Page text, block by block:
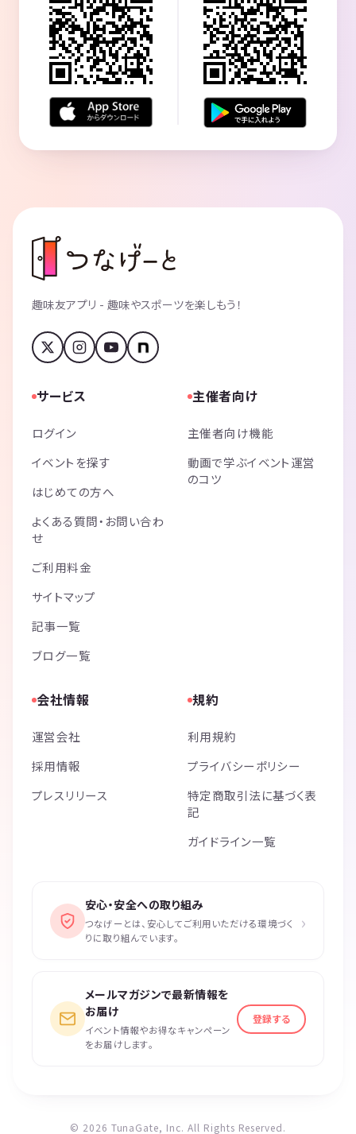
趣味友アプリ - 趣味やスポーツを楽しもう！
サービス
ログイン
イベントを探す
はじめての方へ
よくある質問・お問い合わ
せ
ご利用料金
サイトマップ
記事一覧
ブログ一覧
主催者向け
主催者向け機能
動画で学ぶイベント運営
のコツ
会社情報
運営会社
採用情報
プレスリリース
規約
利用規約
プライバシーポリシー
特定商取引法に基づく表
記
ガイドライン一覧
安心・安全への取り組み
つなげーとは、安心してご利用いただける環境づく
りに取り組んでいます。
›
メールマガジンで最新情報を
お届け
イベント情報やお得なキャンペーン
をお届けします。
登録する
© 2026 TunaGate, Inc. All Rights Reserved.